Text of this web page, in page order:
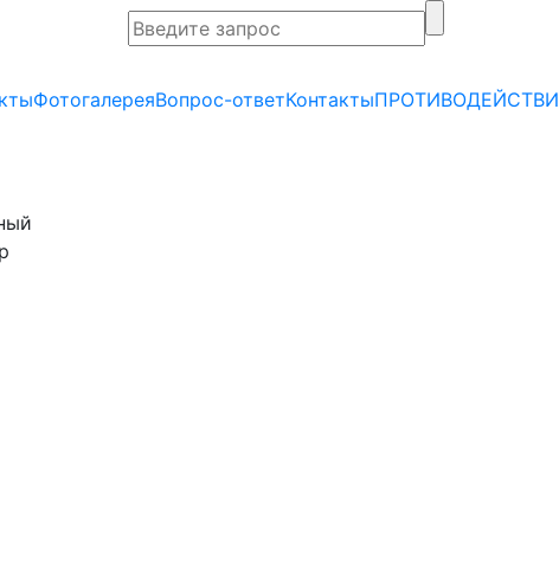
ФотогалереяВопрос-ответКонтакты